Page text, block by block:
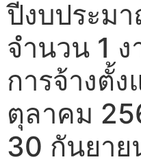
ปีงบประม
จำนวน 1 ง
การจ้างตั้ง
ตุลาคม
30 กันยาย